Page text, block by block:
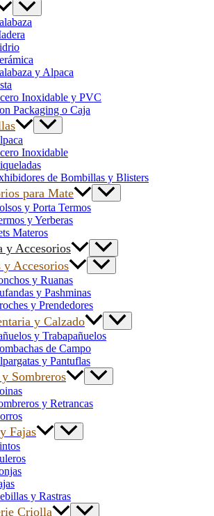
y Alpaca
Inoxidable y PVC
Packaging o Caja
Inoxidable
de Bombillas y Blisters
para Mate
y Porta Termos
y Yerberas
Materos
y Accesorios
y Accesorios
y Ruanas
y Pashminas
y Prendedores
y Calzado
y Trabapañuelos
de Campo
y Pantuflas
Sombreros
y Retrancas
Fajas
y Rastras
Criolla